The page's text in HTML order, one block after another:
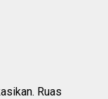
Ruas